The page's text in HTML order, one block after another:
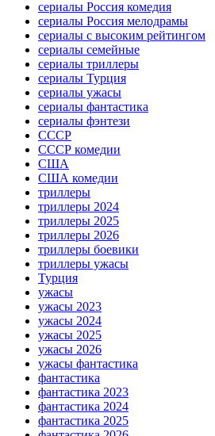
сериалы Россия комедия
сериалы Россия мелодрамы
сериалы с высоким рейтингом
сериалы семейные
сериалы триллеры
сериалы Турция
сериалы ужасы
сериалы фантастика
сериалы фэнтези
СССР
СССР комедии
США
США комедии
триллеры
триллеры 2024
триллеры 2025
триллеры 2026
триллеры боевики
триллеры ужасы
Турция
ужасы
ужасы 2023
ужасы 2024
ужасы 2025
ужасы 2026
ужасы фантастика
фантастика
фантастика 2023
фантастика 2024
фантастика 2025